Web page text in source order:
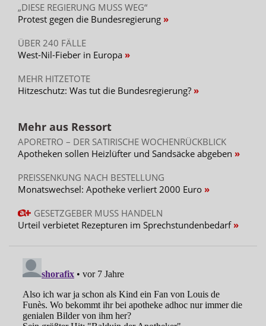
„DIESE REGIERUNG MUSS WEG“
Protest gegen die Bundesregierung
ÜBER 240 FÄLLE
West-Nil-Fieber in Europa
MEHR HITZETOTE
Hitzeschutz: Was tut die Bundesregierung?
Mehr aus Ressort
APORETRO – DER SATIRISCHE WOCHENRÜCKBLICK
Apotheken sollen Heizlüfter und Sandsäcke abgeben
PREISSENKUNG NACH BESTELLUNG
Monatswechsel: Apotheke verliert 2000 Euro
GESETZGEBER MUSS HANDELN
Urteil verbietet Rezepturen im Sprechstundenbedarf